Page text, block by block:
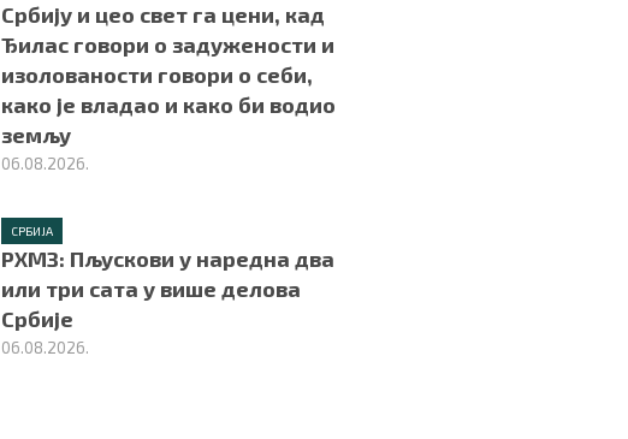
Србију и цео свет га цени, кад
Ђилас говори о задужености и
изолованости говори о себи,
како је владао и како би водио
земљу
06.08.2026.
СРБИЈА
РХМЗ: Пљускови у наредна два
или три сата у више делова
Србије
06.08.2026.